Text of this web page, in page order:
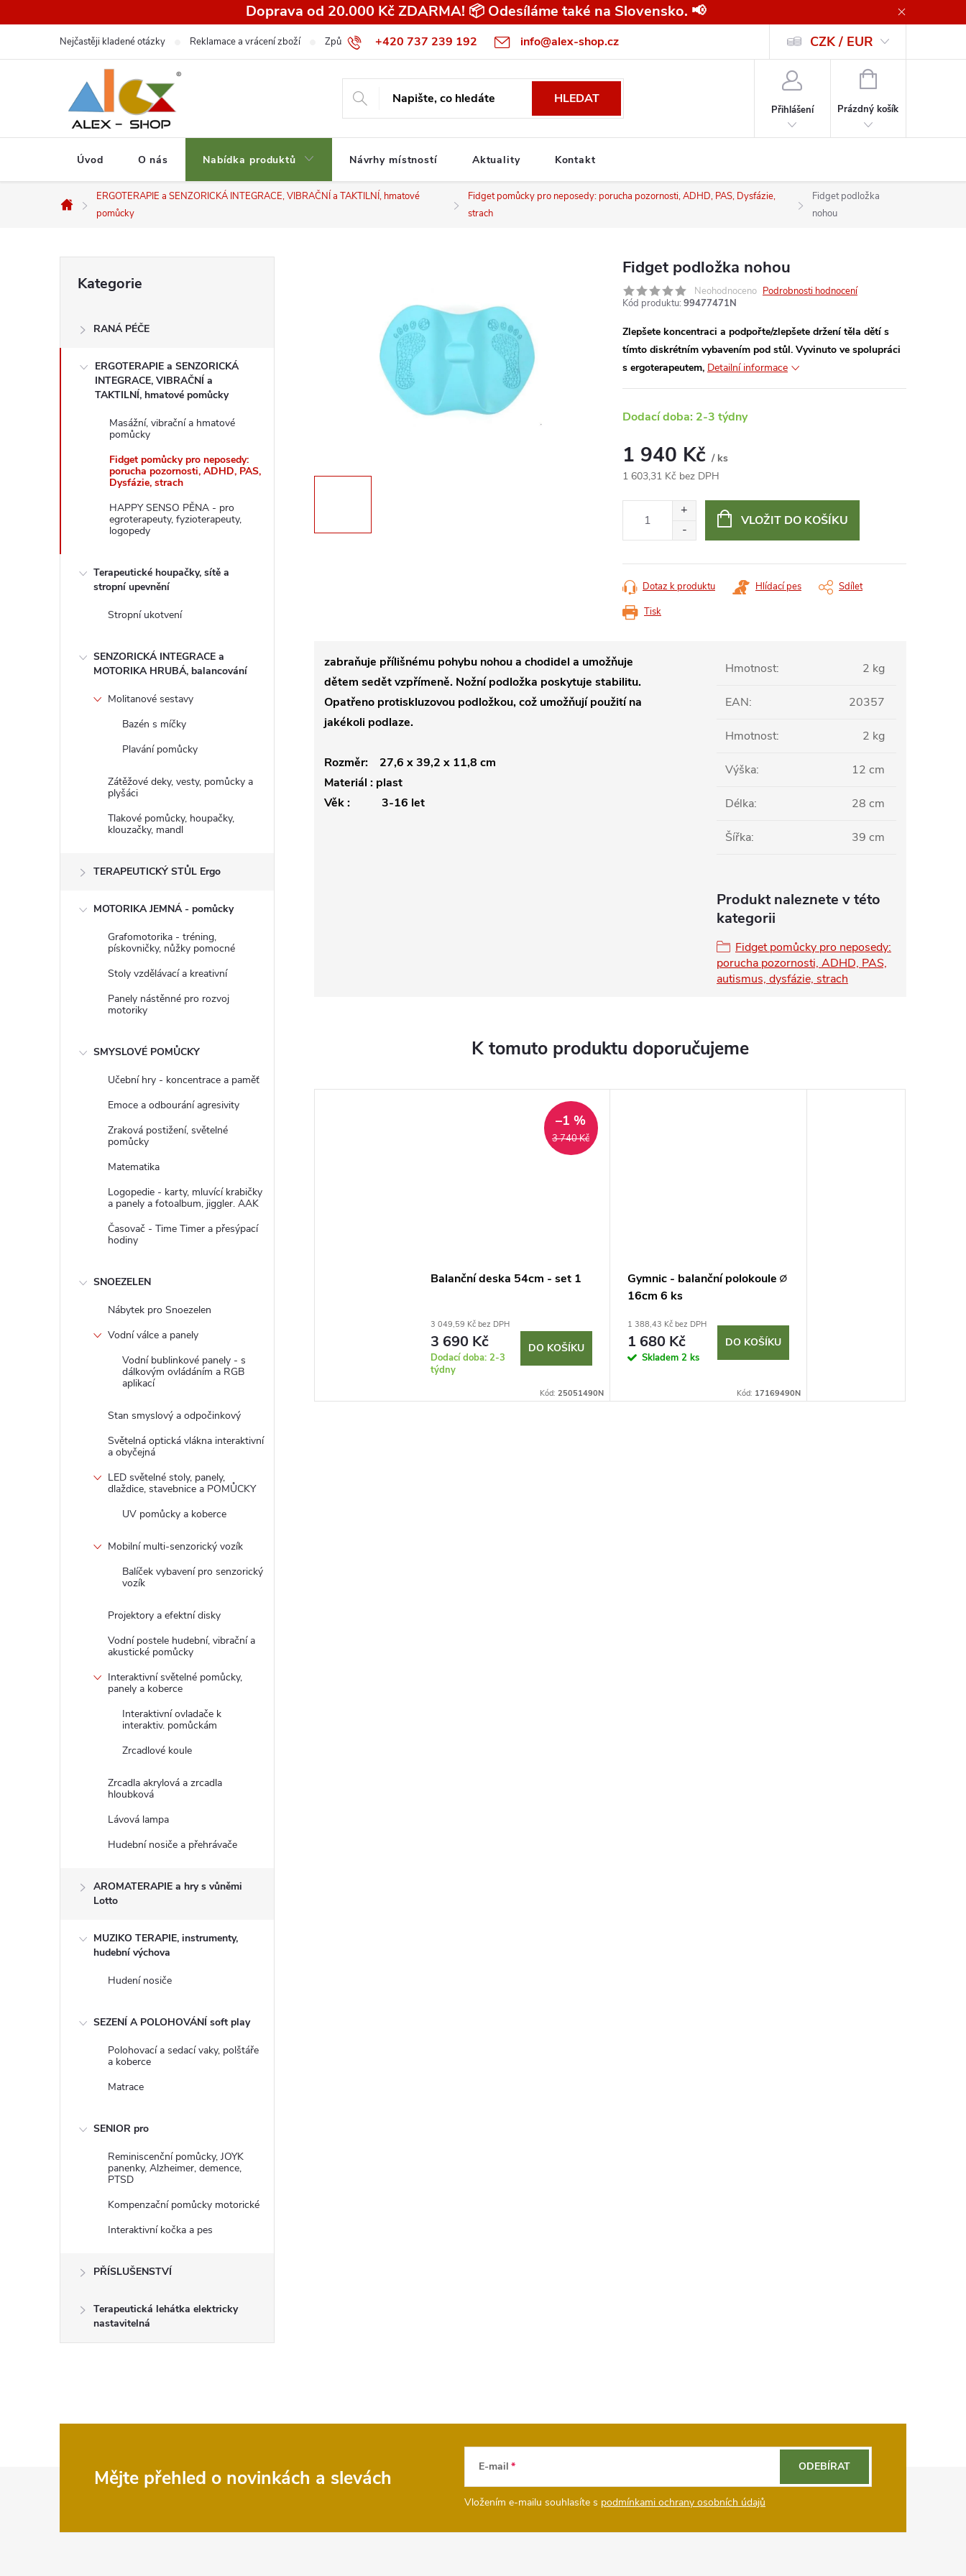
na
Doprava od 20.000 Kč ZDARMA! 📦 Odesíláme také na Slovensko. 📢
+420 737 239 192 info@alex-shop.cz
Nejčastěji kladené otázky Reklamace a vrácení zboží Způsob dopravy Všeobecné obchodní podmínky pro spotřebitele Všeobecné obchodní podmínky pro kupující společnosti
CZK / EUR
HLEDAT
Přihlášení
NÁKUPNÍ
Prázdný košík
Úvod O nás Nabídka produktů Návrhy místností Aktuality Kontakt
Domů
ERGOTERAPIE a SENZORICKÁ INTEGRACE, VIBRAČNÍ a TAKTILNÍ, hmatové
pomůcky
Fidget pomůcky pro neposedy: porucha pozornosti, ADHD, PAS, Dysfázie,
strach
Fidget podložka
nohou
s
í
kategorie
Kategorie
RANÁ PÉČE
ERGOTERAPIE a SENZORICKÁ
INTEGRACE, VIBRAČNÍ a
TAKTILNÍ, hmatové pomůcky
Masážní, vibrační a hmatové
pomůcky
Fidget pomůcky pro neposedy:
porucha pozornosti, ADHD, PAS,
Dysfázie, strach
HAPPY SENSO PĚNA - pro
egroterapeuty, fyzioterapeuty,
logopedy
Terapeutické houpačky, sítě a
stropní upevnění
Stropní ukotvení
SENZORICKÁ INTEGRACE a
MOTORIKA HRUBÁ, balancování
Molitanové sestavy
Bazén s míčky
Plavání pomůcky
Zátěžové deky, vesty, pomůcky a
plyšáci
Tlakové pomůcky, houpačky,
klouzačky, mandl
TERAPEUTICKÝ STŮL Ergo
MOTORIKA JEMNÁ - pomůcky
Grafomotorika - tréning,
pískovničky, nůžky pomocné
Stoly vzdělávací a kreativní
Panely nástěnné pro rozvoj
motoriky
SMYSLOVÉ POMŮCKY
Učební hry - koncentrace a paměť
Emoce a odbourání agresivity
Zraková postižení, světelné
pomůcky
Matematika
Logopedie - karty, mluvící krabičky
a panely a fotoalbum, jiggler. AAK
Časovač - Time Timer a přesýpací
hodiny
SNOEZELEN
Nábytek pro Snoezelen
Vodní válce a panely
Vodní bublinkové panely - s
dálkovým ovládáním a RGB
aplikací
Stan smyslový a odpočinkový
Světelná optická vlákna interaktivní
a obyčejná
LED světelné stoly, panely,
dlaždice, stavebnice a POMŮCKY
UV pomůcky a koberce
Mobilní multi-senzorický vozík
Balíček vybavení pro senzorický
vozík
Projektory a efektní disky
Vodní postele hudební, vibrační a
akustické pomůcky
Interaktivní světelné pomůcky,
panely a koberce
Interaktivní ovladače k
interaktiv. pomůckám
Zrcadlové koule
Zrcadla akrylová a zrcadla
hloubková
Lávová lampa
Hudební nosiče a přehrávače
AROMATERAPIE a hry s vůněmi
Lotto
MUZIKO TERAPIE, instrumenty,
hudební výchova
Hudení nosiče
SEZENÍ A POLOHOVÁNÍ soft play
Polohovací a sedací vaky, polštáře
a koberce
Matrace
SENIOR pro
Reminiscenční pomůcky, JOYK
panenky, Alzheimer, demence,
PTSD
Kompenzační pomůcky motorické
Interaktivní kočka a pes
PŘÍSLUŠENSTVÍ
Terapeutická lehátka elektricky
nastavitelná
Fidget podložka nohou
Neohodnoceno Podrobnosti hodnocení
Kód produktu: 99477471N
Zlepšete koncentraci a podpořte/zlepšete držení těla dětí s
tímto diskrétním vybavením pod stůl. Vyvinuto ve spolupráci
s ergoterapeutem, Detailní informace
Dodací doba: 2-3 týdny
1 940 Kč / ks
1 603,31 Kč bez DPH
VLOŽIT DO KOŠÍKU
Tisk
Dotaz k produktu Hlídací pes Sdílet
zabraňuje přílišnému pohybu nohou a chodidel a umožňuje
dětem sedět vzpřímeně. Nožní podložka poskytuje stabilitu.
Opatřeno protiskluzovou podložkou, což umožňují použití na
jakékoli podlaze.
Rozměr: 27,6 x 39,2 x 11,8 cm
Materiál : plast
Věk : 3-16 let
Hmotnost: 2 kg
EAN: 20357
Hmotnost: 2 kg
Výška: 12 cm
Délka: 28 cm
Šířka: 39 cm
Produkt naleznete v této
kategorii
Fidget pomůcky pro neposedy:
porucha pozornosti, ADHD, PAS,
autismus, dysfázie, strach
K tomuto produktu doporučujeme
3 740 Kč
–1 %
Balanční deska 54cm - set 1
3 049,59 Kč bez DPH
3 690 Kč
Dodací doba: 2-3
týdny
DO KOŠÍKU
Kód: 25051490N
Gymnic - balanční polokoule ∅
16cm 6 ks
1 388,43 Kč bez DPH
1 680 Kč
Skladem 2 ks
DO KOŠÍKU
Kód: 17169490N
Mějte přehled o novinkách a slevách E-mail
Vložením e-mailu souhlasíte s podmínkami ochrany osobních údajů
ODEBÍRAT